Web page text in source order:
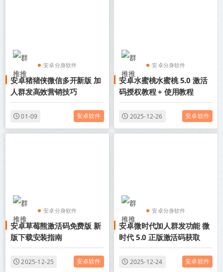
安卓分身软件
安卓微信多开分身
安卓猪猪侠微信多开新版 加
人群发高效营销技巧
01-09 安卓软件
安卓分身软件
安卓微信多开分身
安卓水蜜桃水蜜桃 5.0 激活
码授权教程 + 使用教程
2025-12-26 安卓软件
安卓分身软件
安卓微信多开分身
安卓草莓熊激活码免费版 新
版下载安装指南
2025-12-25 安卓软件
安卓分身软件
安卓微信多开分身
安卓微时代加人群发功能 微
时代 5.0 正版激活码获取
2025-12-24 安卓软件